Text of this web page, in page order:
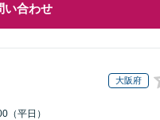
い合わせ
大阪府
（平日）